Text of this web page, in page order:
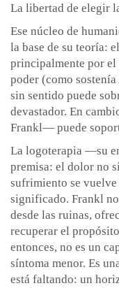
La libertad de elegir
Ese núcleo de
la base de su teoría:
principalmente por
poder (como
sin sentido puede
devastador. En
Frankl— puede
La logoterapia —su
premisa: el dolor no
sufrimiento se
significado. Frankl
desde las ruinas,
recuperar el
entonces, no es un
síntoma menor. Es
está faltando: un